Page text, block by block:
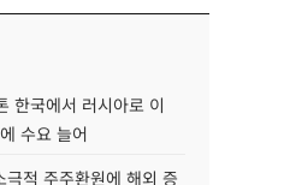
한국에서 러시아로 이
수요 늘어
적 주주환원에 해외 증